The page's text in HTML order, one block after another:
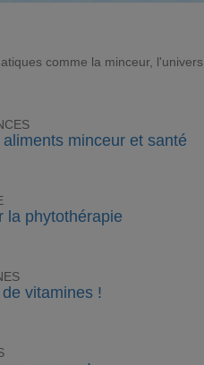
comme la minceur, l'univers
minceur et santé
la phytothérapie
vitamines !